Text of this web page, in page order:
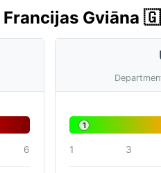
Francijas Gviāna
6
1
1 3